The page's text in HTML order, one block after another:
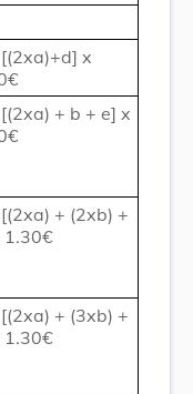
[(2xa)+d] x
[(2xa) + b + e] x
[(2xa) + (2xb) +
1.30€
[(2xa) + (3xb) +
1.30€